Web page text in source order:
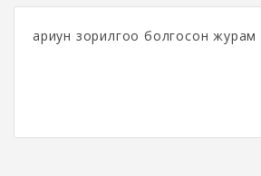
ариун зорилгоо болгосон журам